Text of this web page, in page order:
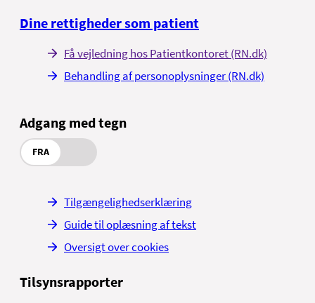
Dine rettigheder som patient
Få vejledning hos Patientkontoret (RN.dk)
Behandling af personoplysninger (RN.dk)
Adgang med tegn
FRA
Tilgængelighedserklæring
Guide til oplæsning af tekst
Oversigt over cookies
Tilsynsrapporter